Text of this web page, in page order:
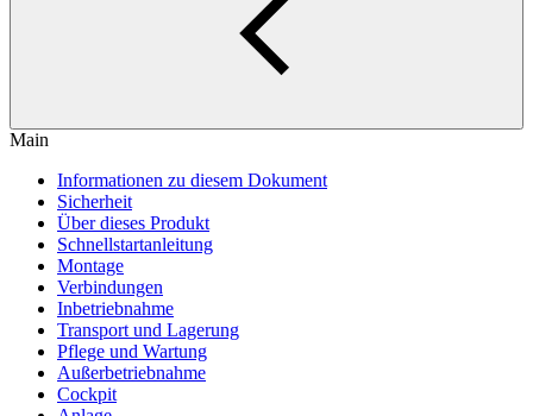
Main
Informationen zu diesem Dokument
Sicherheit
Über dieses Produkt
Schnellstartanleitung
Montage
Verbindungen
Inbetriebnahme
Transport und Lagerung
Pflege und Wartung
Außerbetriebnahme
Cockpit